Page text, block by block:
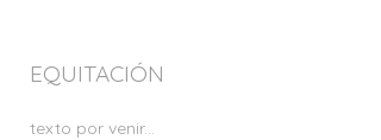
EQUITACIÓN
texto por venir...